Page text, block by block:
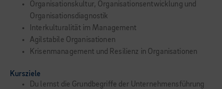
Organisationskultur, Organisationsentwicklung und
Organisationsdiagnostik
Interkulturalität im Management
Agilstabile Organisationen
Krisenmanagement und Resilienz in Organisationen
Kursziele
Du lernst die Grundbegriffe der Unternehmensführung